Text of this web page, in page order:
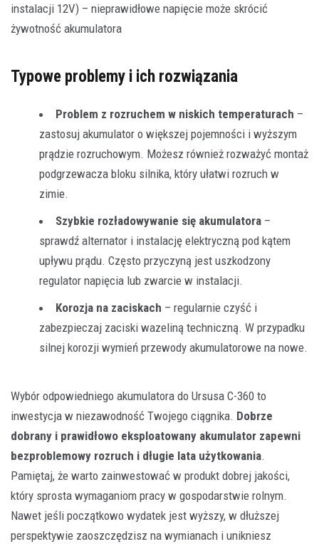
instalacji 12V) – nieprawidłowe napięcie może skrócić
żywotność akumulatora
Typowe problemy i ich rozwiązania
Problem z rozruchem w niskich temperaturach –
zastosuj akumulator o większej pojemności i wyższym
prądzie rozruchowym. Możesz również rozważyć montaż
podgrzewacza bloku silnika, który ułatwi rozruch w
zimie.
Szybkie rozładowywanie się akumulatora –
sprawdź alternator i instalację elektryczną pod kątem
upływu prądu. Często przyczyną jest uszkodzony
regulator napięcia lub zwarcie w instalacji.
Korozja na zaciskach – regularnie czyść i
zabezpieczaj zaciski wazeliną techniczną. W przypadku
silnej korozji wymień przewody akumulatorowe na nowe.
Wybór odpowiedniego akumulatora do Ursusa C-360 to
inwestycja w niezawodność Twojego ciągnika. Dobrze
dobrany i prawidłowo eksploatowany akumulator zapewni
bezproblemowy rozruch i długie lata użytkowania.
Pamiętaj, że warto zainwestować w produkt dobrej jakości,
który sprosta wymaganiom pracy w gospodarstwie rolnym.
Nawet jeśli początkowo wydatek jest wyższy, w dłuższej
perspektywie zaoszczędzisz na wymianach i unikniesz